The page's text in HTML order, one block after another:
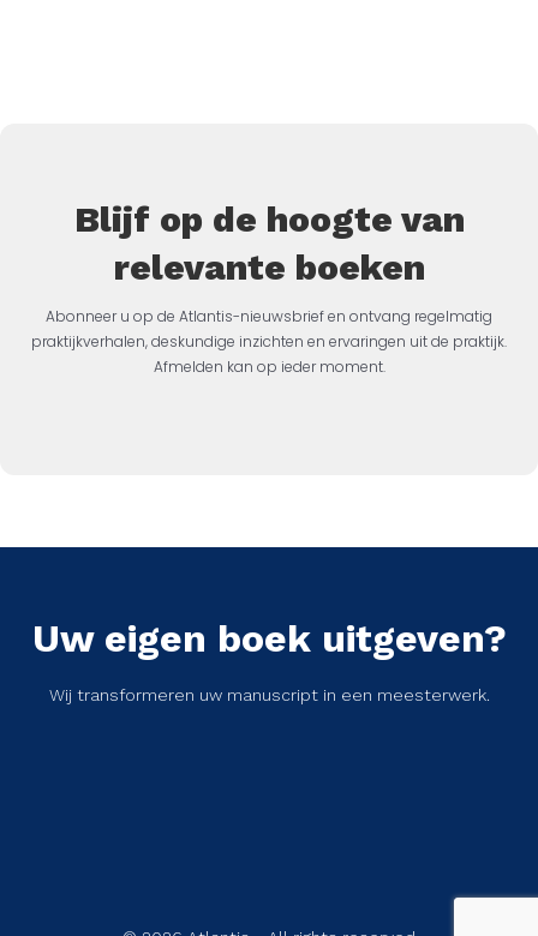
Blijf op de hoogte van
relevante boeken
Abonneer u op de Atlantis-nieuwsbrief en ontvang regelmatig
praktijkverhalen, deskundige inzichten en ervaringen uit de praktijk.
Afmelden kan op ieder moment.
Uw eigen boek uitgeven?
Wij transformeren uw manuscript in een meesterwerk.